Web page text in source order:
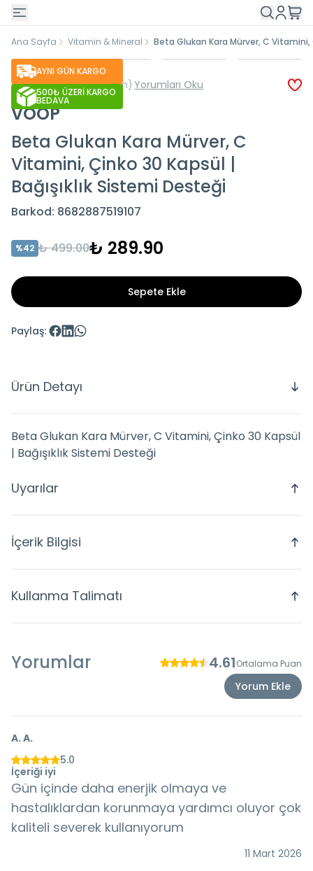
Ana Sayfa Vitamin & Mineral Beta Glukan Kara Mürver, C Vitamini,
AYNI GÜN KARGO
500₺ ÜZERİ KARGO
BEDAVA
(75 Yorum) Yorumları Oku
VOOP
Beta Glukan Kara Mürver, C
Vitamini, Çinko 30 Kapsül |
Bağışıklık Sistemi Desteği
Barkod: 8682887519107
%42 ₺ 499.00₺ 289.90
Sepete Ekle
Paylaş:
Ürün Detayı
Beta Glukan Kara Mürver, C Vitamini, Çinko 30 Kapsül
| Bağışıklık Sistemi Desteği
Uyarılar
İçerik Bilgisi
Kullanma Talimatı
Yorumlar 4.61Ortalama Puan
Yorum Ekle
A.A.
5.0
İçeriği iyi
Gün içinde daha enerjik olmaya ve
hastalıklardan korunmaya yardımcı oluyor çok
kaliteli severek kullanıyorum
11 Mart 2026